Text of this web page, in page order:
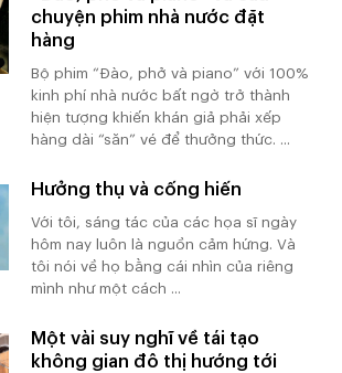
chuyện phim nhà nước đặt
hàng
Bộ phim “Đào, phở và piano” với 100%
kinh phí nhà nước bất ngờ trở thành
hiện tượng khiến khán giả phải xếp
hàng dài “săn” vé để thưởng thức. ...
Hưởng thụ và cống hiến
Với tôi, sáng tác của các họa sĩ ngày
hôm nay luôn là nguồn cảm hứng. Và
tôi nói về họ bằng cái nhìn của riêng
mình như một cách ...
Một vài suy nghĩ về tái tạo
không gian đô thị hướng tới